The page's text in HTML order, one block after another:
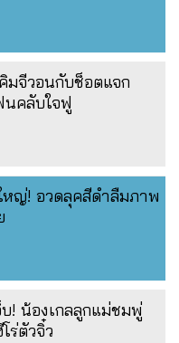
มจีวอนกับช็อตแจก
คลับใจฟู
หญ่! อวดลุคสีดำลืมภาพ
บ! น้องเกลลูกแม่ชมพู่
ร่ตัวจิ๋ว